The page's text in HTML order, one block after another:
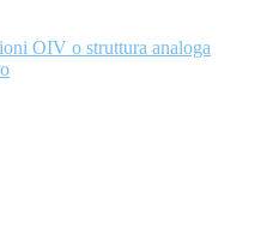
OIV o struttura analoga